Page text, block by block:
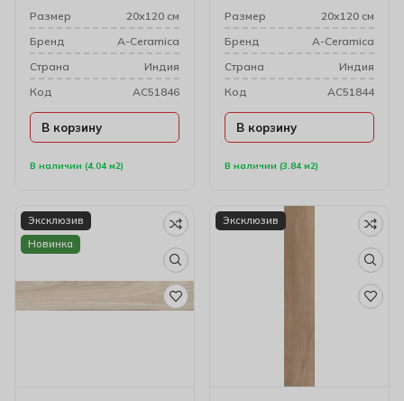
В наличии (4.04 м2)
Размер
20х120 см
Бренд
A-Ceramica
Cтрана
Индия
Код
AC51846
В корзину
В наличии (3.84 м2)
Размер
20х120 см
Бренд
A-Ceramica
Cтрана
Индия
Код
AC51844
В корзину
Эксклюзив
Новинка
Эксклюзив